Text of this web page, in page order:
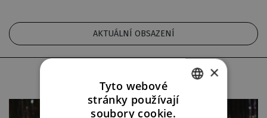
AKTUÁLNÍ OBSAZENÍ
15. 4.
úterý ×
Tyto webové
stránky používají
soubory cookie.